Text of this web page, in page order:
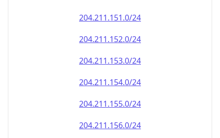
204.211.151.0/24
204.211.152.0/24
204.211.153.0/24
204.211.154.0/24
204.211.155.0/24
204.211.156.0/24